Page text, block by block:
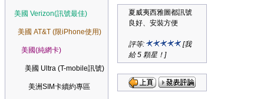
美國 Verizon(訊號最佳)
美國 AT&T (限iPhone使用)
美國(純網卡)
美國 Ultra (T-mobile訊號)
美洲SIM卡續約專區
夏威夷西雅圖都訊號
良好、安裝方便
評等:
[我
給 5 顆星！]